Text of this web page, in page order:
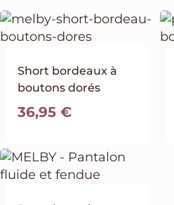
Short bordeaux à
boutons dorés
36,95 €